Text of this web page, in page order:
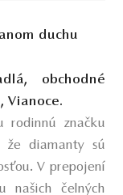
duchu
obchodné
Vianoce.
rodinnú značku
že diamanty sú
V prepojení
našich čelných